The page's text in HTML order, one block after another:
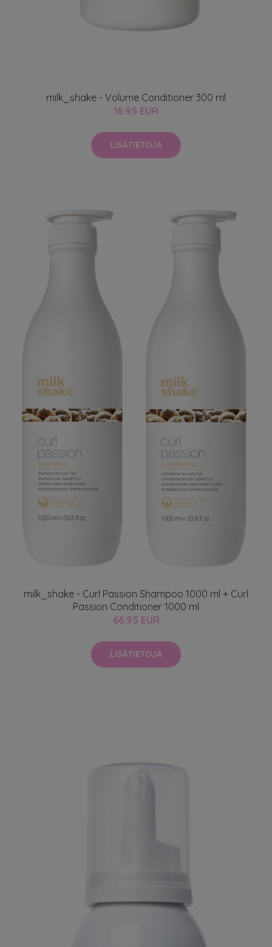
milk_shake - Volume Conditioner 300 ml
16.95 EUR
LISÄTIETOJA
milk_shake - Curl Passion Shampoo 1000 ml + Curl
Passion Conditioner 1000 ml
66.95 EUR
LISÄTIETOJA